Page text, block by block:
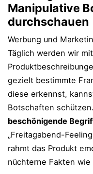
Manipulative
durchschauen
Werbung und
Täglich werden wir
gezielt bestimmte
diese erkennst,
Botschaften
beschönigende
„Freitagabend-
rahmt das Produkt
nüchterne Fakten wie